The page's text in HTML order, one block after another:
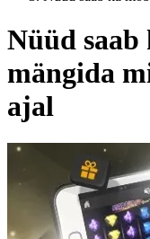
Nüüd
mängida
ajal